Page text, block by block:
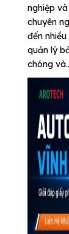
nghiệp
chuyên
đến
quản lý
chóng